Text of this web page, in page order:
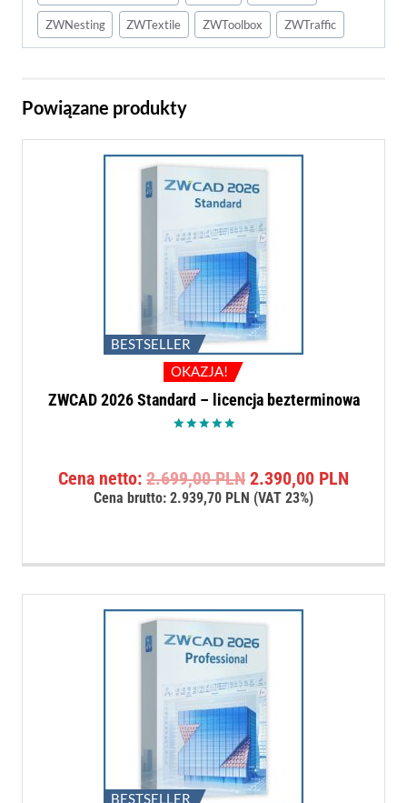
ZWNesting ZWTextile ZWToolbox ZWTraffic
Powiązane produkty
BESTSELLER
OKAZJA!
ZWCAD 2026 Standard – licencja bezterminowa
Cena netto:2.699,00PLN Pierwotna
cena
2.390,00 PLN
Cena brutto:2.939,70 PLN (VAT 23%)
BESTSELLER